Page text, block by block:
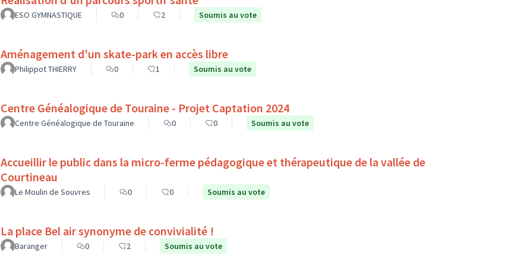
ESO GYMNASTIQUE 0 2 Soumis au vote
Aménagement d'un skate-park en accès libre
Philippot THIERRY 0 1 Soumis au vote
Centre Généalogique de Touraine - Projet Captation 2024
Centre Généalogique de Touraine 0 0 Soumis au vote
Accueillir le public dans la micro-ferme pédagogique et thérapeutique de la vallée de
Courtineau
Le Moulin de Souvres 0 0 Soumis au vote
La place Bel air synonyme de convivialité !
Baranger 0 2 Soumis au vote